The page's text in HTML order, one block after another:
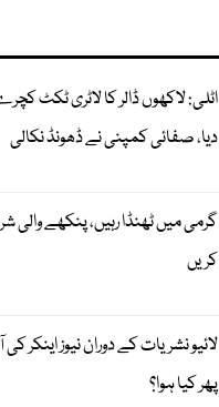
اٹلی: لاکھوں ڈالر کا لاٹری ٹکٹ
دیا، صفائی کمپنی نے ڈھونڈ نکالی
گرمی میں ٹھنڈا رہیں، پنکھے والی
کریں
لائیو نشریات کے دوران نیوز اینکر
پھر کیا ہوا؟